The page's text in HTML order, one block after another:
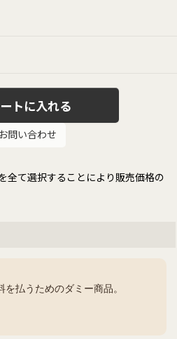
トに入れる
お問い合わせ
全て選択することにより販売価格の
払うためのダミー商品。